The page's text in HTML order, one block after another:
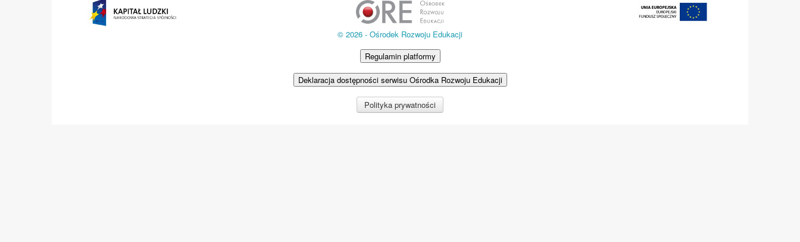
© 2026 - Ośrodek Rozwoju Edukacji
Regulamin platformy
Deklaracja dostępności serwisu Ośrodka Rozwoju Edukacji
Polityka prywatności